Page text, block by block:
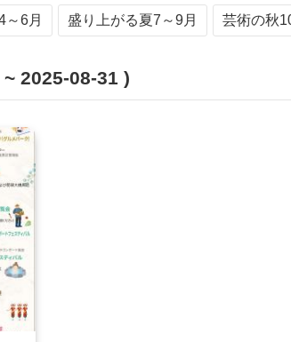
～6月 盛り上がる夏7～9月 芸術の秋
2025-08-31 )